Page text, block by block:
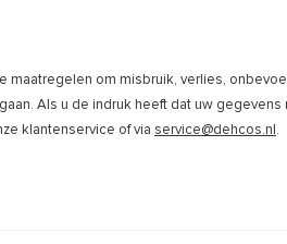
maatregelen om misbruik, verlies,
Als u de indruk heeft dat uw gegevens
klantenservice of via service@dehcos.nl .